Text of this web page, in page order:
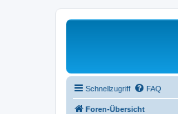
Schnellzugriff FAQ
Foren-Übersicht